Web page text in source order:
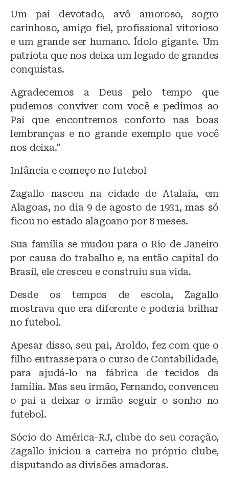
Um pai devotado, avô amoroso, sogro
carinhoso, amigo fiel, profissional vitorioso
e um grande ser humano. Ídolo gigante. Um
patriota que nos deixa um legado de grandes
conquistas.
Agradecemos a Deus pelo tempo que
pudemos conviver com você e pedimos ao
Pai que encontremos conforto nas boas
lembranças e no grande exemplo que você
nos deixa.”
Infância e começo no futebol
Zagallo nasceu na cidade de Atalaia, em
Alagoas, no dia 9 de agosto de 1931, mas só
ficou no estado alagoano por 8 meses.
Sua família se mudou para o Rio de Janeiro
por causa do trabalho e, na então capital do
Brasil, ele cresceu e construiu sua vida.
Desde os tempos de escola, Zagallo
mostrava que era diferente e poderia brilhar
no futebol.
Apesar disso, seu pai, Aroldo, fez com que o
filho entrasse para o curso de Contabilidade,
para ajudá-lo na fábrica de tecidos da
família. Mas seu irmão, Fernando, convenceu
o pai a deixar o irmão seguir o sonho no
futebol.
Sócio do América-RJ, clube do seu coração,
Zagallo iniciou a carreira no próprio clube,
disputando as divisões amadoras.